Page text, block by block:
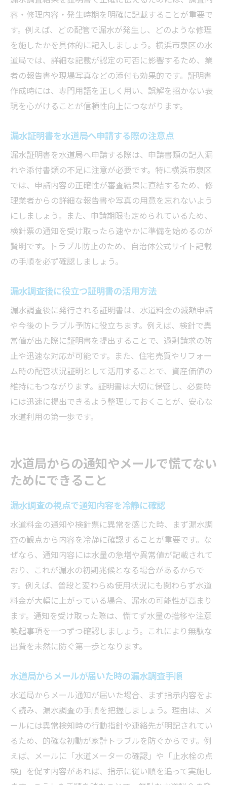
容・修理内容・発生時期を明確に記載することが重要で
す。例えば、どの配管で漏水が発生し、どのような修理
を施したかを具体的に記入しましょう。横浜市泉区の水
道局では、詳細な記載が認定の可否に影響するため、業
者の報告書や現場写真などの添付も効果的です。証明書
作成時には、専門用語を正しく用い、誤解を招かない表
現を心がけることが信頼性向上につながります。
漏水証明書を水道局へ申請する際の注意点
漏水証明書を水道局へ申請する際は、申請書類の記入漏
れや添付書類の不足に注意が必要です。特に横浜市泉区
では、申請内容の正確性が審査結果に直結するため、修
理業者からの詳細な報告書や写真の用意を忘れないよう
にしましょう。また、申請期限も定められているため、
検針票の通知を受け取ったら速やかに準備を始めるのが
賢明です。トラブル防止のため、自治体公式サイト記載
の手順を必ず確認しましょう。
漏水調査後に役立つ証明書の活用方法
漏水調査後に発行される証明書は、水道料金の減額申請
や今後のトラブル予防に役立ちます。例えば、検針で異
常値が出た際に証明書を提出することで、過剰請求の防
止や迅速な対応が可能です。また、住宅売買やリフォー
ム時の配管状況証明として活用することで、資産価値の
維持にもつながります。証明書は大切に保管し、必要時
には迅速に提出できるよう整理しておくことが、安心な
水道利用の第一歩です。
水道局からの通知やメールで慌てない
ためにできること
漏水調査の視点で通知内容を冷静に確認
水道料金の通知や検針票に異常を感じた時、まず漏水調
査の観点から内容を冷静に確認することが重要です。な
ぜなら、通知内容には水量の急増や異常値が記載されて
おり、これが漏水の初期兆候となる場合があるからで
す。例えば、普段と変わらぬ使用状況にも関わらず水道
料金が大幅に上がっている場合、漏水の可能性が高まり
ます。通知を受け取った際は、慌てず水量の推移や注意
喚起事項を一つずつ確認しましょう。これにより無駄な
出費を未然に防ぐ第一歩となります。
水道局からメールが届いた時の漏水調査手順
水道局からメール通知が届いた場合、まず指示内容をよ
く読み、漏水調査の手順を把握しましょう。理由は、メ
ールには異常検知時の行動指針や連絡先が明記されてい
るため、的確な初動が家計トラブルを防ぐからです。例
えば、メールに「水道メーターの確認」や「止水栓の点
検」を促す内容があれば、指示に従い順を追って実施し